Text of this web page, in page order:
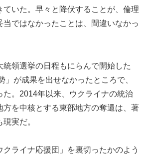
ていた。早々と降伏することが、倫理
当ではなかったことは、間違いなかっ
統領選挙の日程もにらんで開始した
」が成果を出せなかったところで、
た。2014年以来、ウクライナの統治
方を中核とする東部地方の奪還は、著
実だ。
ライナ応援団」を裏切ったかのよう